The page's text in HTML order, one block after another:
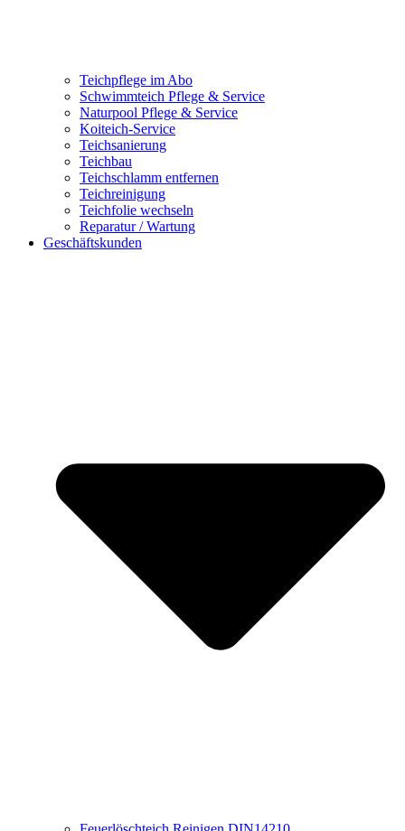
Teichpflege im Abo
Schwimmteich Pflege & Service
Naturpool Pflege & Service
Koiteich-Service
Teichsanierung
Teichbau
Teichschlamm entfernen
Teichreinigung
Teichfolie wechseln
Reparatur / Wartung
Geschäftskunden